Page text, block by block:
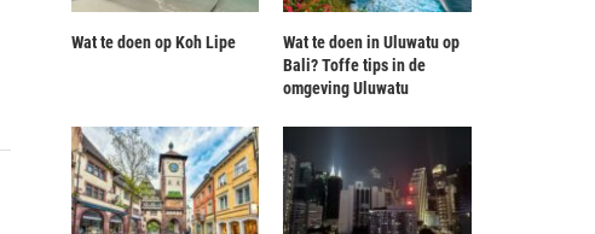
Wat te doen op Koh Lipe
Wat te doen in Uluwatu op
Bali? Toffe tips in de
omgeving Uluwatu